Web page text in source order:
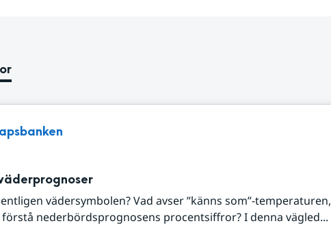
vädersymbolen? Vad avser ”känns som”-temperaturen,
nederbördsprognosens procentsiffror? I denna vägled...